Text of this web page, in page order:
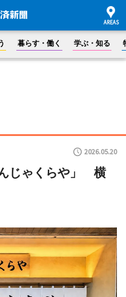
暮らす・働く 学ぶ・知る
2026.05.20
じゃくらや」 横